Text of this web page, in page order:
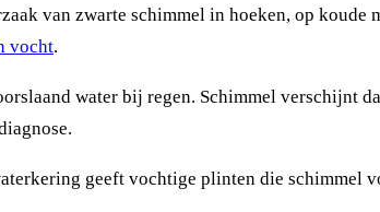
van zwarte schimmel in hoeken, op
vocht.
water bij regen. Schimmel verschijnt
geeft vochtige plinten die schimmel